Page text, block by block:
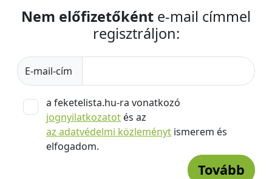
Nem előfizetőként e-mail címmel
regisztráljon:
E-mail-cím
a feketelista.hu-ra vonatkozó
jognyilatkozatot és az
az adatvédelmi közleményt ismerem és
elfogadom.
Tovább